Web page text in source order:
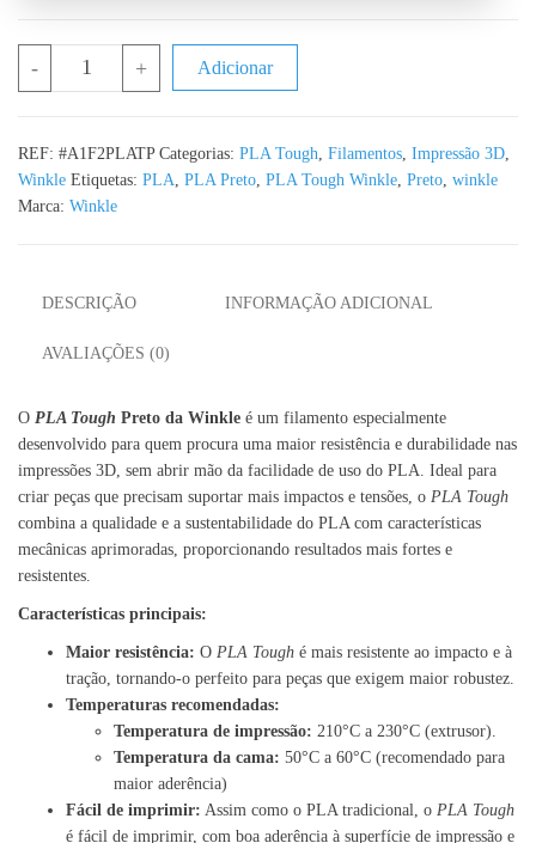
- + Adicionar
REF: #A1F2PLATP Categorias: PLA Tough Filamentos Impressão 3D
Winkle Etiquetas: PLA PLA Preto PLA Tough Winkle Preto winkle
Marca: Winkle
DESCRIÇÃO INFORMAÇÃO ADICIONAL
AVALIAÇÕES (0)
O PLA Tough Preto da Winkle é um filamento especialmente
desenvolvido para quem procura uma maior resistência e durabilidade nas
impressões 3D, sem abrir mão da facilidade de uso do PLA. Ideal para
criar peças que precisam suportar mais impactos e tensões, o PLA Tough
combina a qualidade e a sustentabilidade do PLA com características
mecânicas aprimoradas, proporcionando resultados mais fortes e
resistentes.
Características principais:
Maior resistência: O PLA Tough é mais resistente ao impacto e à
tração, tornando-o perfeito para peças que exigem maior robustez.
Temperaturas recomendadas:
Temperatura de impressão: 210°C a 230°C (extrusor).
Temperatura da cama: 50°C a 60°C (recomendado para
maior aderência)
Fácil de imprimir: Assim como o PLA tradicional, o PLA Tough
é fácil de imprimir, com boa aderência à superfície de impressão e